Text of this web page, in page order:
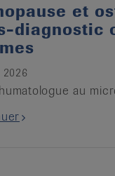
et
diagnostic
2026
au